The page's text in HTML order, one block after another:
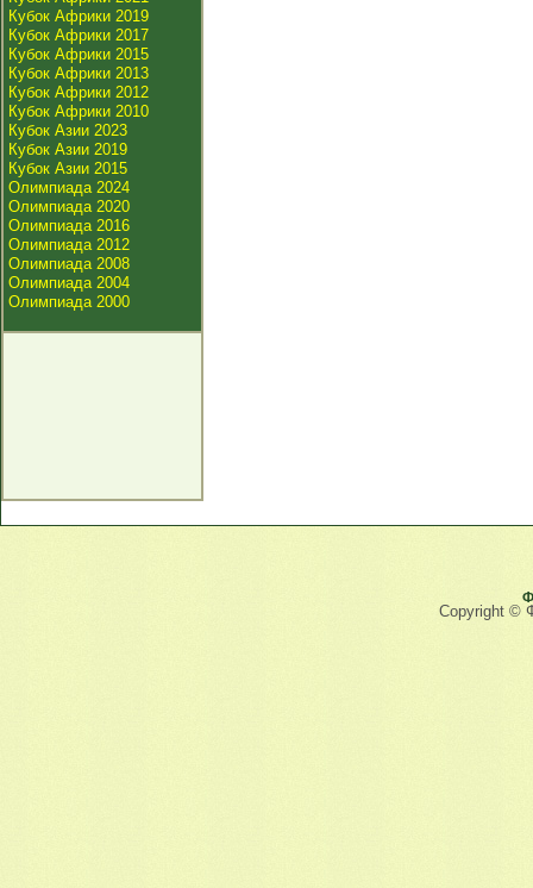
Кубок Африки 2019
Кубок Африки 2017
Кубок Африки 2015
Кубок Африки 2013
Кубок Африки 2012
Кубок Африки 2010
Кубок Азии 2023
Кубок Азии 2019
Кубок Азии 2015
Олимпиада 2024
Олимпиада 2020
Олимпиада 2016
Олимпиада 2012
Олимпиада 2008
Олимпиада 2004
Олимпиада 2000
Copyright ©